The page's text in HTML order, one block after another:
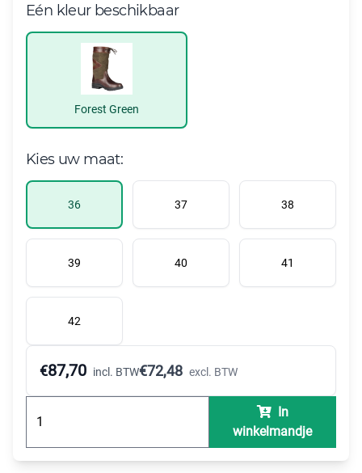
Eén kleur beschikbaar
Forest Green
Kies uw maat:
36 37 38
39 40 41
42
€87,70 incl. BTW€72,48 excl. BTW
In
winkelmandje